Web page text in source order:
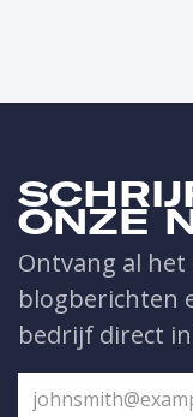
ONZE
Ontvang al
blogberichten
bedrijf direct